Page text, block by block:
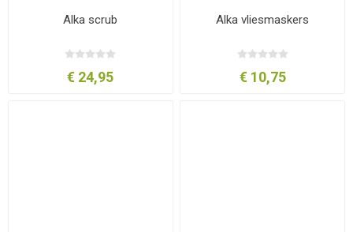
Alka scrub
€ 24,95
Alka vliesmaskers
€ 10,75